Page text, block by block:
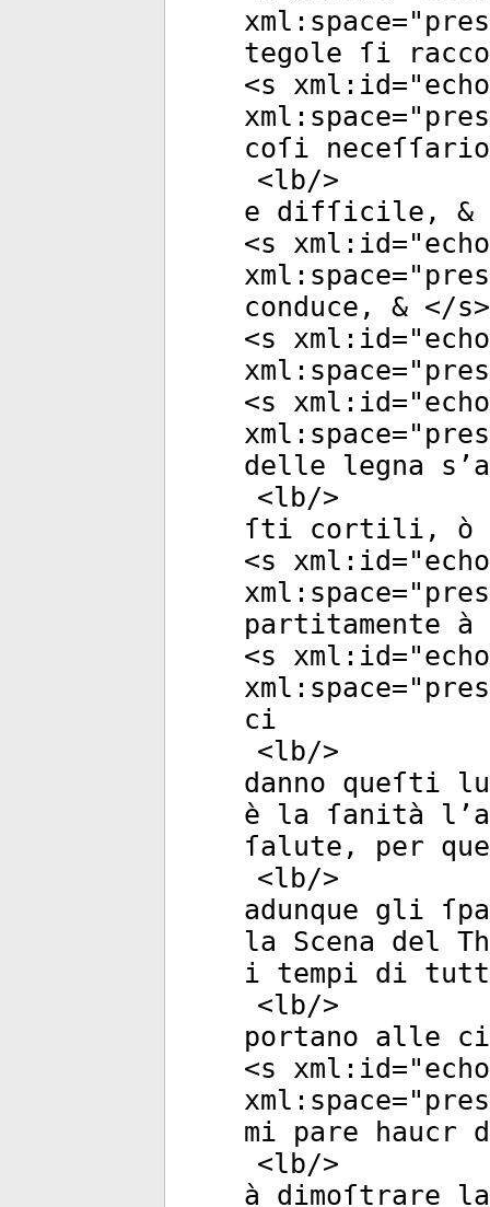
xml:space="
tegole ſi
<s xml:id="
xml:space="
coſi
<lb/>
e difſicile, &
<s xml:id="
xml:space="
conduce, & </s>
<s xml:id="
xml:space="
<s xml:id="
xml:space="
delle legna
<lb/>
ſti cortili, ò
<s xml:id="
xml:space="
partitamente
<s xml:id="
xml:space="
ci
<lb/>
danno queſti
è la ſanità
ſalute, per
<lb/>
adunque gli
la Scena del
i tempi di
<lb/>
portano alle
<s xml:id="
xml:space="
mi pare haucr
<lb/>
à dimoſtrare